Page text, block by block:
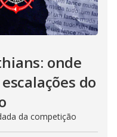
onde
do
da competição